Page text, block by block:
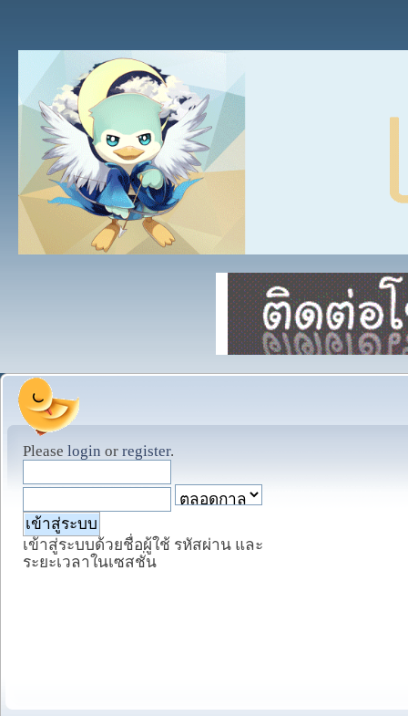
Please login or register.
เข้าสู่ระบบด้วยชื่อผู้ใช้ รหัสผ่าน และ
ระยะเวลาในเซสชั่น